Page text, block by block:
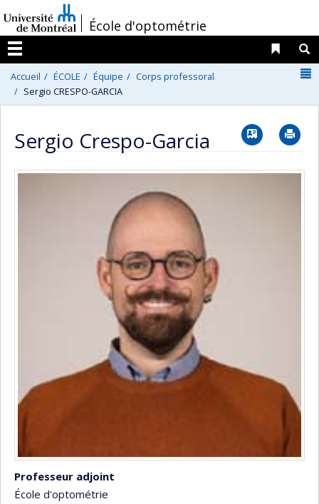
au
contenu
/École d'optométrie
Menu
Liens
Accueil ÉCOLE Équipe
Corps professoral
Sergio CRESPO-GARCIA
Sergio Crespo-Garcia Vcard
Professeur adjoint
École d'optométrie